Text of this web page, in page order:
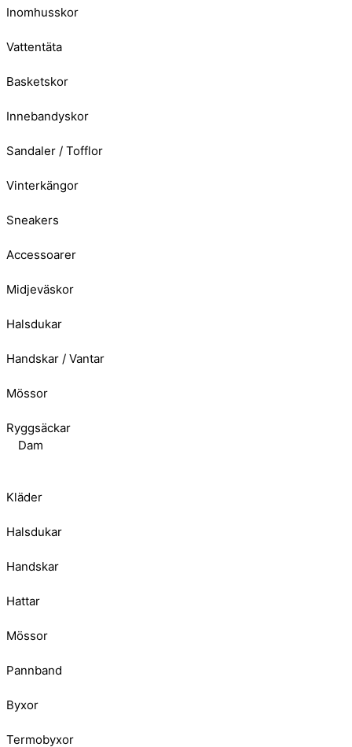
Inomhusskor
Vattentäta
Basketskor
Innebandyskor
Sandaler / Tofflor
Vinterkängor
Sneakers
Accessoarer
Midjeväskor
Halsdukar
Handskar / Vantar
Mössor
Ryggsäckar
Dam
Kläder
Halsdukar
Handskar
Hattar
Mössor
Pannband
Byxor
Termobyxor